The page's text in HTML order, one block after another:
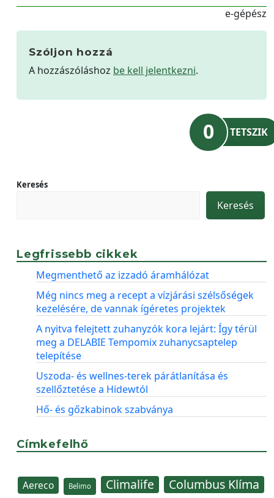
e-gépész
Szóljon hozzá
A hozzászóláshoz be kell jelentkezni.
0 TETSZIK
Keresés
Keresés
Legfrissebb cikkek
Megmenthető az izzadó áramhálózat
Még nincs meg a recept a vízjárási szélsőségek
kezelésére, de vannak ígéretes projektek
A nyitva felejtett zuhanyzók kora lejárt: Így térül
meg a DELABIE Tempomix zuhanycsaptelep
telepítése
Uszoda- és wellnes-terek párátlanítása és
szellőztetése a Hidewtól
Hő- és gőzkabinok szabványa
Címkefelhő
Aereco Belimo Climalife Columbus Klíma